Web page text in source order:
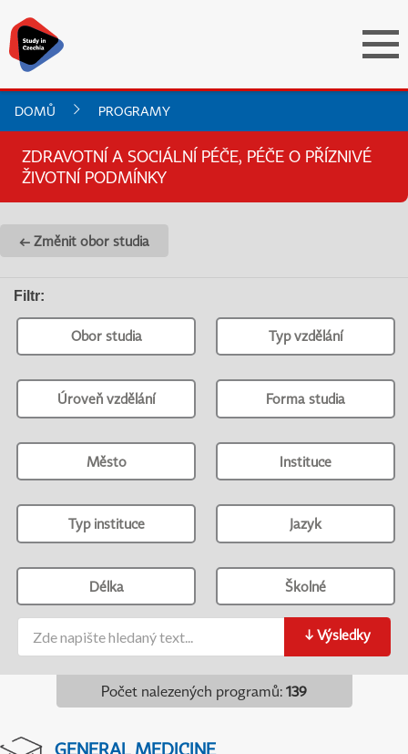
DOMŮ PROGRAMY
ZDRAVOTNÍ A SOCIÁLNÍ PÉČE, PÉČE O PŘÍZNIVÉ
ŽIVOTNÍ PODMÍNKY
← Změnit obor studia
Filtr:
Obor studia Typ vzdělání
Úroveň vzdělání Forma studia
Město Instituce
Typ instituce Jazyk
Délka Školné
↓ Výsledky
Počet nalezených programů: 139
GENERAL MEDICINE